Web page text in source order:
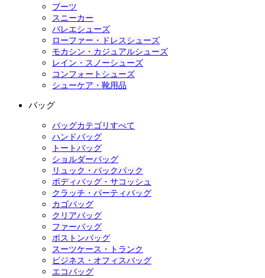
ブーツ
スニーカー
バレエシューズ
ローファー・ドレスシューズ
モカシン・カジュアルシューズ
レイン・スノーシューズ
コンフォートシューズ
シューケア・靴用品
バッグ
バッグカテゴリすべて
ハンドバッグ
トートバッグ
ショルダーバッグ
リュック・バックパック
ボディバッグ・サコッシュ
クラッチ・パーティバッグ
カゴバッグ
クリアバッグ
ファーバッグ
ボストンバッグ
スーツケース・トランク
ビジネス・オフィスバッグ
エコバッグ